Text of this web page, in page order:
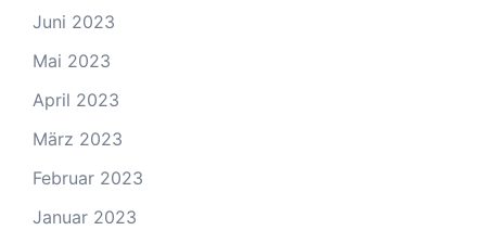
Juni 2023
Mai 2023
April 2023
März 2023
Februar 2023
Januar 2023